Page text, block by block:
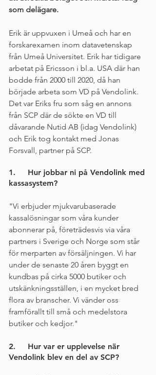
som delägare.
Erik är uppvuxen i Umeå och har en
forskarexamen inom datavetenskap
från Umeå Universitet. Erik har tidigare
arbetat på Ericsson i bl.a. USA där han
bodde från 2000 till 2020, då han
började arbeta som VD på Vendolink.
Det var Eriks fru som såg en annons
från SCP där de sökte en VD till
dåvarande Nutid AB (idag Vendolink)
och Erik tog kontakt med Jonas
Forsvall, partner på SCP.
1.     Hur jobbar ni på Vendolink med
kassasystem?
"Vi erbjuder mjukvarubaserade
kassalösningar som våra kunder
abonnerar på, företrädesvis via våra
partners i Sverige och Norge som står
för merparten av försäljningen. Vi har
under de senaste 20 åren byggt en
kundbas på cirka 5000 butiker och
utskänkningsställen, i en mycket bred
flora av branscher. Vi vänder oss
framförallt till små och medelstora
butiker och kedjor."
2.     Hur var er upplevelse när
Vendolink blev en del av SCP?